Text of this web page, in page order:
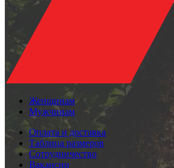
Женщинам
Мужчинам
Оплата и доставка
Таблица размеров
Сотрудничество
Вакансии